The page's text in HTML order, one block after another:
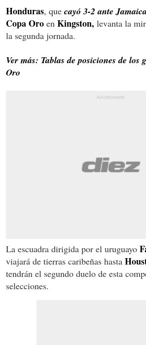
Honduras, que cayó 3-2 ante Jamaica
Copa Oro en Kingston, levanta la
la segunda jornada.
Ver más: Tablas de posiciones de los
Oro
La escuadra dirigida por el uruguayo
viajará de tierras caribeñas hasta
tendrán el segundo duelo de esta
selecciones.